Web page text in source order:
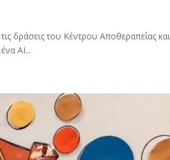
δράσεις του Κέντρου Αποθεραπείας και
AI...